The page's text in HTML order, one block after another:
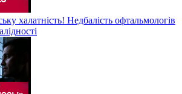
халатність! Недбалість офтальмологів